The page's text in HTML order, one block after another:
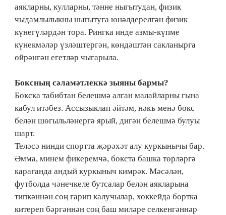
аякларны, кулларны, тәнне ныгытудан, физик
чыдамлылыкны ныгытуга юнәлдерелгән физик
күнегүләрдән тора. Рингка инде азмы-күпме
күнекмәләр үзләштергән, көндәштән сакланырга
өйрәнгән егетләр чыгарыла.
Боксның сәламәтлеккә зыяны бармы?
Бокска табибтан белешмә алган малайларны гына
кабул итәбез. Ассызыклап әйтәм, нәкъ менә бокс
белән шөгыльләнергә ярый, дигән белешмә булуы
шарт.
Теләсә нинди спортта җәрәхәт алу куркынычы бар.
Әмма, минем фикеремчә, бокста башка төрләргә
караганда андый куркыныч кимрәк. Мәсәлән,
футболда чәнечкеле бутсалар белән аякларына
типкәннән соң гарип калучылар, хоккейда бортка
китереп бәргәннән соң баш миләре селкенгәннәр